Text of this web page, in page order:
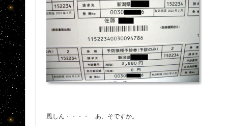
風しん・・・・ あ、そですか。